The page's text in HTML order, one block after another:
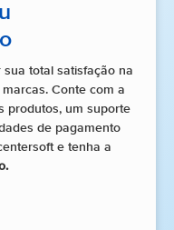
total satisfação na
Conte com a
produtos, um suporte
de pagamento
e tenha a